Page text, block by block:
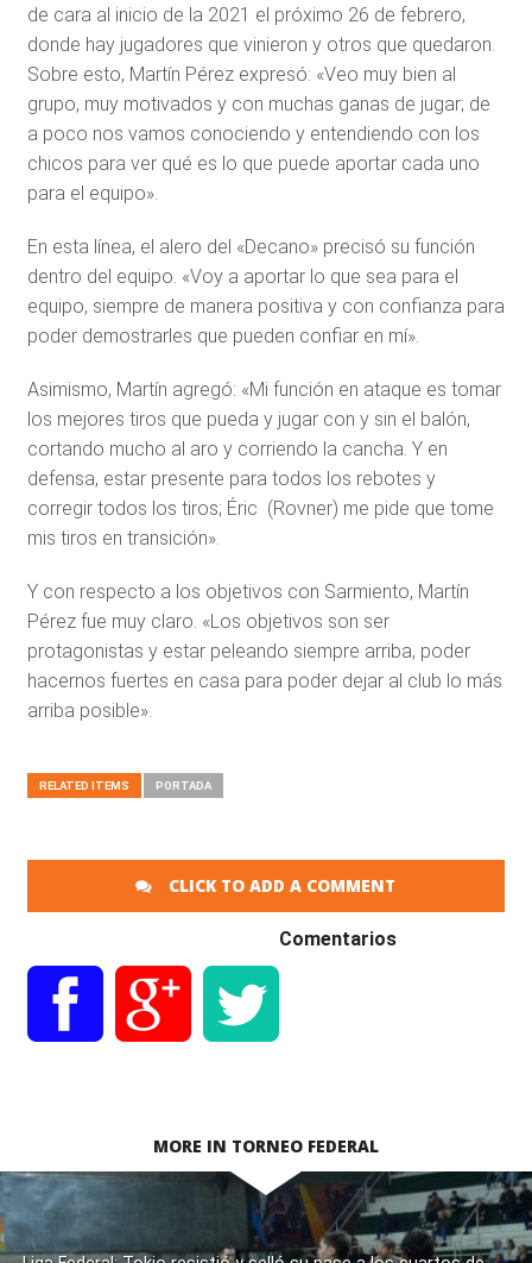
de cara al inicio de la 2021 el próximo 26 de febrero,
donde hay jugadores que vinieron y otros que quedaron.
Sobre esto, Martín Pérez expresó: «Veo muy bien al
grupo, muy motivados y con muchas ganas de jugar; de
a poco nos vamos conociendo y entendiendo con los
chicos para ver qué es lo que puede aportar cada uno
para el equipo».
En esta línea, el alero del «Decano» precisó su función
dentro del equipo. «Voy a aportar lo que sea para el
equipo, siempre de manera positiva y con confianza para
poder demostrarles que pueden confiar en mí».
Asimismo, Martín agregó: «Mi función en ataque es tomar
los mejores tiros que pueda y jugar con y sin el balón,
cortando mucho al aro y corriendo la cancha. Y en
defensa, estar presente para todos los rebotes y
corregir todos los tiros; Éric (Rovner) me pide que tome
mis tiros en transición».
Y con respecto a los objetivos con Sarmiento, Martín
Pérez fue muy claro. «Los objetivos son ser
protagonistas y estar peleando siempre arriba, poder
hacernos fuertes en casa para poder dejar al club lo más
arriba posible».
RELATED ITEMS PORTADA
CLICK TO ADD A COMMENT
Comentarios
MORE IN TORNEO FEDERAL